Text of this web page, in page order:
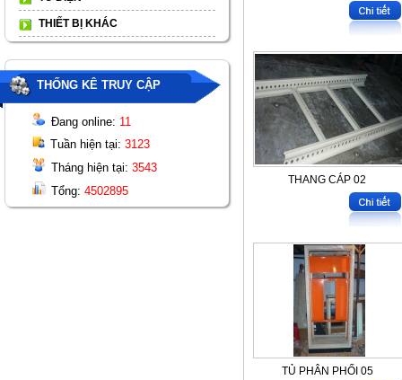
THIẾT BỊ KHÁC
THỐNG KÊ TRUY CẬP
Đang online: 11
Tuần hiện tại: 3123
Tháng hiện tại: 3543
Tổng: 4502895
THANG CÁP 02
TỦ PHÂN PHỐI 05